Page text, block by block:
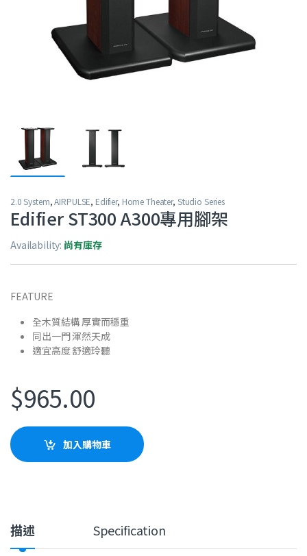
2.0 System,AIRPULSE, Edifier, Home Theater, Studio Series
Edifier ST300 A300專用腳架
Availability: 尚有庫存
FEATURE
全木質結構 厚實而穩重
同出一門 渾然天成
適宜高度 舒適玲聽
$965.00
加入購物車
描述 Specification